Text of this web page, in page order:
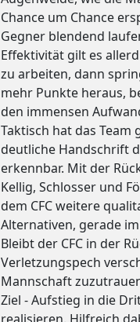
Chance um Chance
Gegner blendend
Effektivität gilt es
zu arbeiten, dann
mehr Punkte heraus,
den immensen
Taktisch hat das Team
deutliche Handschrift
erkennbar. Mit der
Kellig, Schlosser und
dem CFC weitere
Alternativen, gerade
Bleibt der CFC in der
Verletzungspech
Mannschaft
Ziel - Aufstieg in die